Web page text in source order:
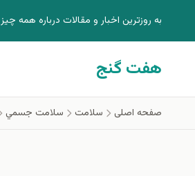
به روزترين اخبار و مقالات درباره همه چيز
هفت گنج
صفحه اصلی سلامت سلامت جسمي